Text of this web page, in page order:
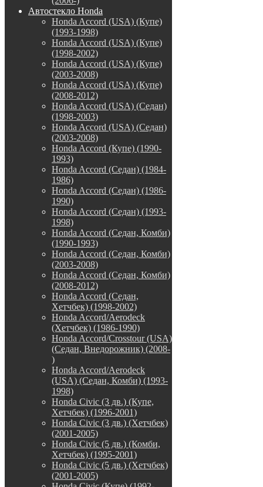
Автостекло Honda
Honda Accord (USA) (Купе)
(1993-1998)
Honda Accord (USA) (Купе)
(1998-2002)
Honda Accord (USA) (Купе)
(2003-2008)
Honda Accord (USA) (Купе)
(2008-2012)
Honda Accord (USA) (Седан)
(1998-2003)
Honda Accord (USA) (Седан)
(2003-2008)
Honda Accord (Купе) (1990-
1993)
Honda Accord (Седан) (1984-
1986)
Honda Accord (Седан) (1986-
1990)
Honda Accord (Седан) (1993-
1998)
Honda Accord (Седан, Комби)
(1990-1993)
Honda Accord (Седан, Комби)
(2003-2008)
Honda Accord (Седан, Комби)
(2008-2012)
Honda Accord (Седан,
Хетчбек) (1998-2002)
Honda Accord/Aerodeck
(Хетчбек) (1986-1990)
Honda Accord/Crosstour (USA)
(Седан, Внедорожник) (2008-
)
Honda Accord/Аerodeck
(USA) (Седан, Комби) (1993-
1998)
Honda Civic (3 дв.) (Купе,
Хетчбек) (1996-2001)
Honda Civic (3 дв.) (Хетчбек)
(2001-2005)
Honda Civic (5 дв.) (Комби,
Хетчбек) (1995-2001)
Honda Civic (5 дв.) (Хетчбек)
(2001-2005)